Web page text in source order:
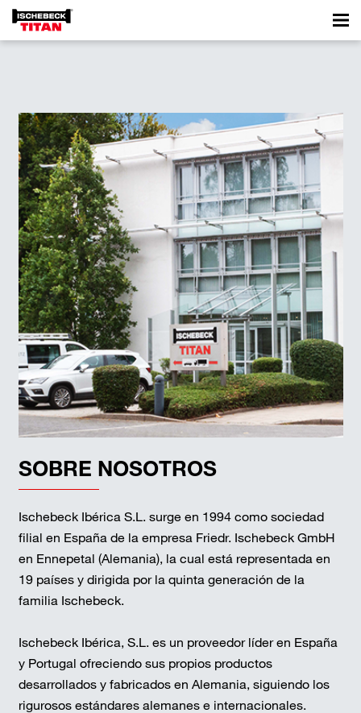
SOBRE NOSOTROS
Ischebeck Ibérica S.L. surge en 1994 como sociedad
filial en España de la empresa Friedr. Ischebeck GmbH
en Ennepetal (Alemania), la cual está representada en
19 países y dirigida por la quinta generación de la
familia Ischebeck.
Ischebeck Ibérica, S.L. es un proveedor líder en España
y Portugal ofreciendo sus propios productos
desarrollados y fabricados en Alemania, siguiendo los
rigurosos estándares alemanes e internacionales.